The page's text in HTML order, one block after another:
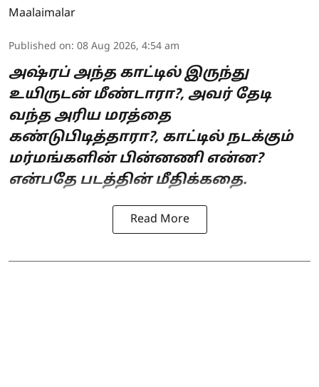
Maalaimalar
Published on: 08 Aug 2026, 4:54 am
அஷ்ரப் அந்த காட்டில் இருந்து
உயிருடன் மீண்டாரா?, அவர் தேடி
வந்த அரிய மரத்தை
கண்டுபிடித்தாரா?, காட்டில் நடக்கும்
மர்மங்களின் பின்னணி என்ன?
என்பதே படத்தின் மீதிக்கதை.
Read More